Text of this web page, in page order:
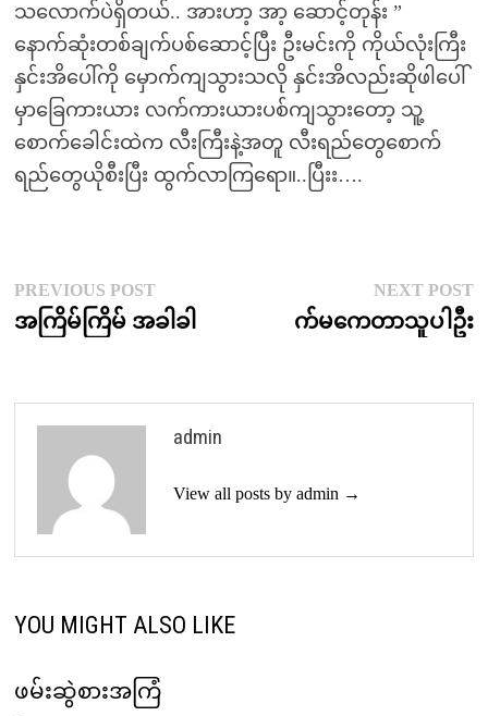
သလောက်ပဲရှိတယ်.. အားဟာ့ အာ့ ဆောင့်တုန်း ”
နောက်ဆုံးတစ်ချက်ပစ်ဆောင့်ပြီး ဦးမင်းကို ကိုယ်လုံးကြီး
နှင်းအိပေါ်ကို မှောက်ကျသွားသလို နှင်းအိလည်းဆိုဖါပေါ်
မှာခြေကားယား လက်ကားယားပစ်ကျသွားတော့ သူ့
စောက်ခေါင်းထဲက လီးကြီးနဲ့အတူ လီးရည်တွေစောက်
ရည်တွေယိုစီးပြီး ထွက်လာကြရော။..ပြီးး….
Post
navigation
PREVIOUS POSTPrevious
post:
အကြိမ်ကြိမ် အခါခါ
NEXT POST
က်မကေတာသူပါဦး
admin
View all posts by admin →
YOU MIGHT ALSO LIKE
ဖမ်းဆွဲစားအကြံ